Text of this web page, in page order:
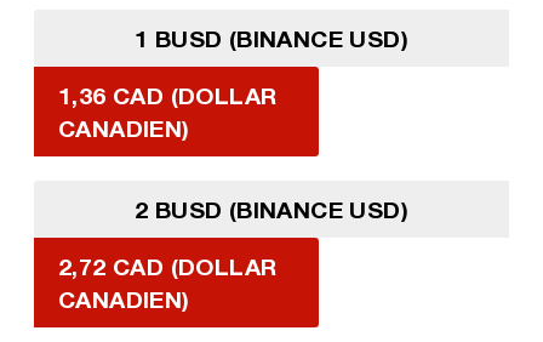
1 BUSD (BINANCE USD)
1,36 CAD (DOLLAR
CANADIEN)
2 BUSD (BINANCE USD)
2,72 CAD (DOLLAR
CANADIEN)